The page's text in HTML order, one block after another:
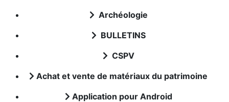
Archéologie
BULLETINS
CSPV
Achat et vente de matériaux du patrimoine
Application pour Android